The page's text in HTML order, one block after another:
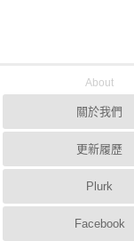
About
關於我們
更新履歷
Plurk
Facebook